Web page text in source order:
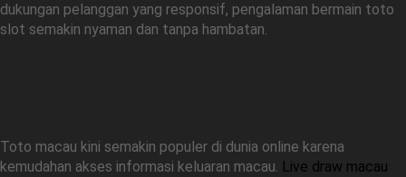
dukungan pelanggan yang responsif, pengalaman bermain toto
slot semakin nyaman dan tanpa hambatan.
Toto macau kini semakin populer di dunia online karena
kemudahan akses informasi keluaran macau. Live draw macau